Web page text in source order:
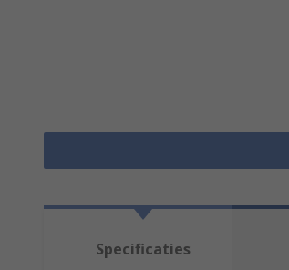
Specificaties